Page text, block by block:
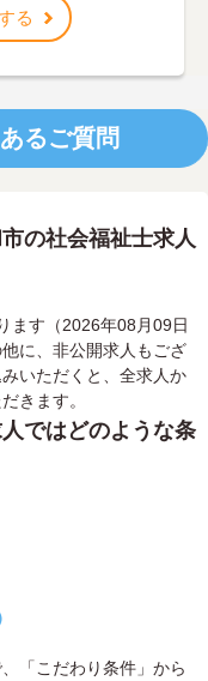
る
るご質問
の社会福祉士求人
ます（2026年08月09日
に、非公開求人もござ
いただくと、全求人か
きます。
ではどのような条
「こだわり条件」から